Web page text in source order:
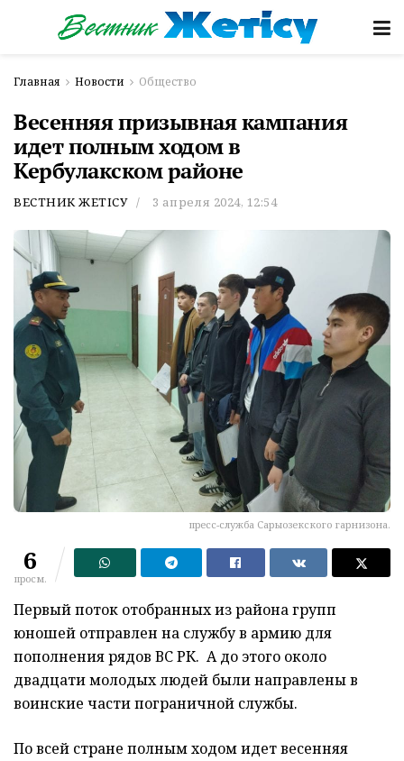
Главная Новости Общество
Весенняя призывная кампания
идет полным ходом в
Кербулакском районе
ВЕСТНИК ЖЕТІСУ 3 апреля 2024, 12:54
пресс-служба Сарыозекского гарнизона.
6
просм.
Первый поток отобранных из района групп
юношей отправлен на службу в армию для
пополнения рядов ВС РК. А до этого около
двадцати молодых людей были направлены в
воинские части пограничной службы.
По всей стране полным ходом идет весенняя